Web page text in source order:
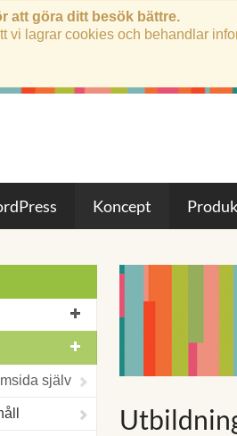
att göra ditt besök bättre.
vi lagrar cookies och behandlar
Koncept
själv